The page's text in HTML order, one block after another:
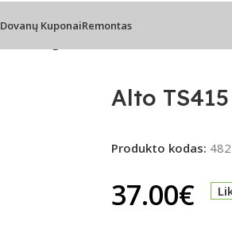
Dovanų KuponaiRemontas
Alto
Produkto kodas:
37.00€